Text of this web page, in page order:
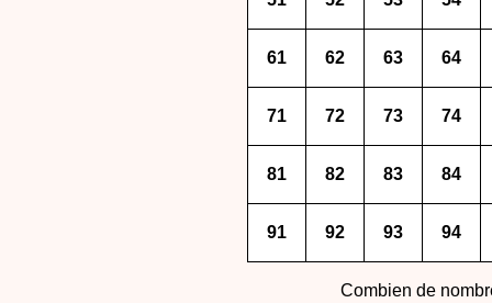
61 62 63 64
71 72 73 74
81 82 83 84
91 92 93 94
Combien de